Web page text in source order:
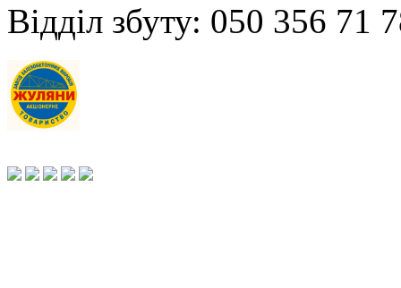
Відділ збуту: 050 356 71